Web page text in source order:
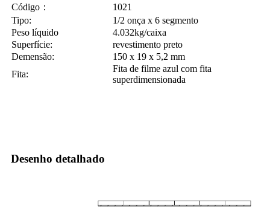
Código ：
1021
Tipo:
1/2 onça x 6 segmento
Peso líquido
4.032kg/caixa
Superfície:
revestimento preto
Demensão:
150 x 19 x 5,2 mm
Fita:
Fita de filme azul com fita
superdimensionada
Desenho detalhado